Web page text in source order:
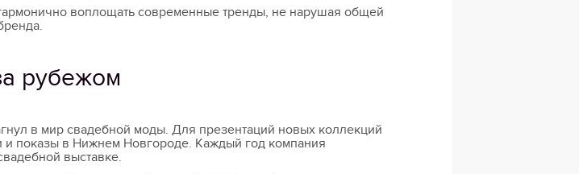
воплощать современные тренды, не нарушая общей
рубежом
в мир свадебной моды. Для презентаций новых коллекций
и показы в Нижнем Новгороде. Каждый год компания
выставке.